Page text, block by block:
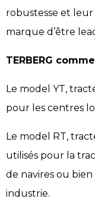
robustesse et
marque d’être
TERBERG
Le model YT,
pour les centres
Le model RT,
utilisés pour la
de navires ou
industrie.